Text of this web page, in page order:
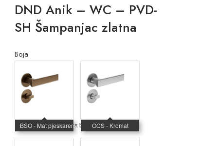
DND Anik – WC – PVD-
SH Šampanjac zlatna
Boja